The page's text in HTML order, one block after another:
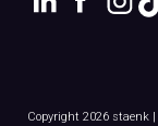
Copyright 2026 staenk |